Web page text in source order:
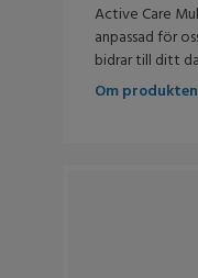
Active Care
anpassad för
bidrar till ditt
Om produkten